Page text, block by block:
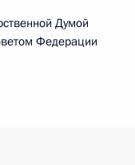
Думой
Федерации